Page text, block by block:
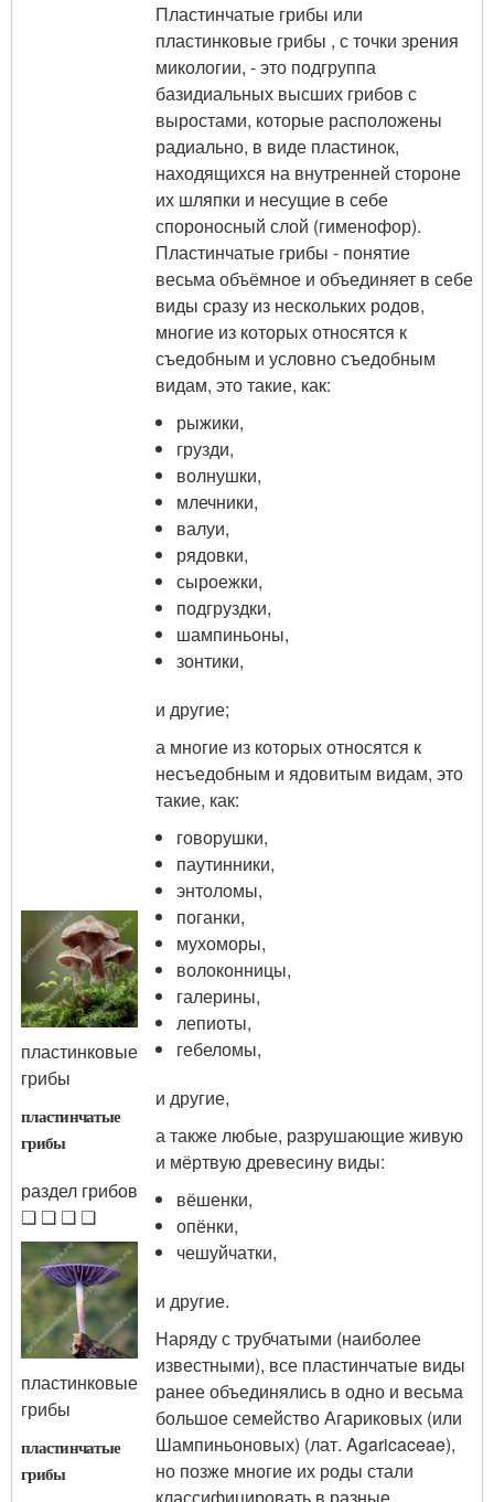
пластинковые
грибы
пластинчатые
грибы
раздел грибов
❑ ❑ ❑ ❑
пластинковые
грибы
пластинчатые
грибы
Пластинчатые грибы или
пластинковые грибы , с точки зрения
микологии, - это подгруппа
базидиальных высших грибов с
выростами, которые расположены
радиально, в виде пластинок,
находящихся на внутренней стороне
их шляпки и несущие в себе
спороносный слой (гименофор).
Пластинчатые грибы - понятие
весьма объёмное и объединяет в себе
виды сразу из нескольких родов,
многие из которых относятся к
съедобным и условно съедобным
видам, это такие, как:
рыжики,
грузди,
волнушки,
млечники,
валуи,
рядовки,
сыроежки,
подгруздки,
шампиньоны,
зонтики,
и другие;
а многие из которых относятся к
несъедобным и ядовитым видам, это
такие, как:
говорушки,
паутинники,
энтоломы,
поганки,
мухоморы,
волоконницы,
галерины,
лепиоты,
гебеломы,
и другие,
а также любые, разрушающие живую
и мёртвую древесину виды:
вёшенки,
опёнки,
чешуйчатки,
и другие.
Наряду с трубчатыми (наиболее
известными), все пластинчатые виды
ранее объединялись в одно и весьма
большое семейство Агариковых (или
Шампиньоновых) (лат. Agaricaceae),
но позже многие их роды стали